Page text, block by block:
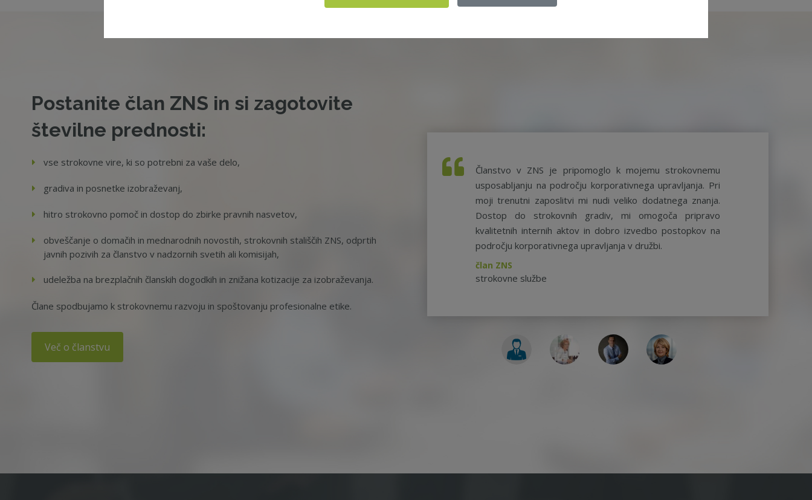
Postanite član ZNS in si zagotovite
številne prednosti:
vse strokovne vire, ki so potrebni za vaše delo,
gradiva in posnetke izobraževanj,
hitro strokovno pomoč in dostop do zbirke pravnih nasvetov,
obveščanje o domačih in mednarodnih novostih, strokovnih stališčih ZNS, odprtih
javnih pozivih za članstvo v nadzornih svetih ali komisijah,
udeležba na brezplačnih članskih dogodkih in znižana kotizacije za izobraževanja.
Člane spodbujamo k strokovnemu razvoju in spoštovanju profesionalne etike.
Več o članstvu
Članstvo v ZNS je pripomoglo k mojemu strokovnemu
usposabljanju na področju korporativnega upravljanja. Pri
moji trenutni zaposlitvi mi nudi veliko dodatnega znanja.
Dostop do strokovnih gradiv, mi omogoča pripravo
kvalitetnih internih aktov in dobro izvedbo postopkov na
področju korporativnega upravljanja v družbi.
član ZNS
strokovne službe